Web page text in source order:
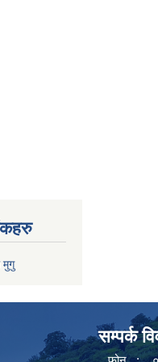
मुगु
सम्पर्क